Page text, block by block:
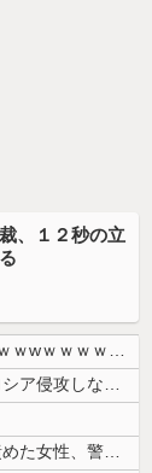
、１２秒の立
【画像】 16歳でこのお◯ぱいはいかんでしょｗｗｗwｗｗｗｗｗｗｗｗ❤
石破茂前総理「ウクライナが核放棄しなければロシア侵攻しなかった」！
【悲報】人助け中の男性を「犯罪ですよ！」と責めた女性、警察が来た瞬間逃...